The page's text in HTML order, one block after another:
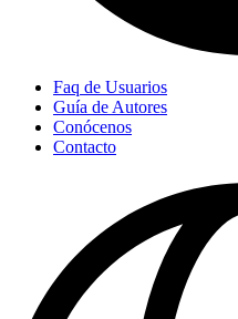
Faq de Usuarios
Guía de Autores
Conócenos
Contacto